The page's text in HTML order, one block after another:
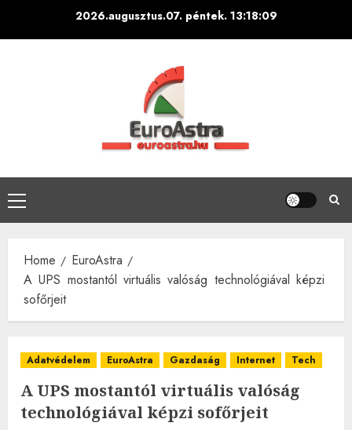
2026.augusztus.07. péntek.13:18:10
Primary
Menu
Home
EuroAstra
A UPS mostantól virtuális valóság technológiával képzi
sofőrjeit
Adatvédelem EuroAstra Gazdaság Internet Tech
A UPS mostantól virtuális valóság
technológiával képzi sofőrjeit